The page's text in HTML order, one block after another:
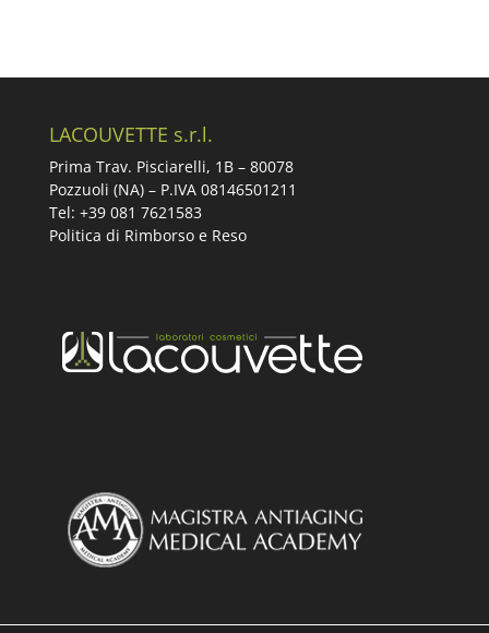
LACOUVETTE s.r.l.
Prima Trav. Pisciarelli, 1B – 80078
Pozzuoli (NA) – P.IVA 08146501211
Tel: +39 081 7621583
Politica di Rimborso e Reso